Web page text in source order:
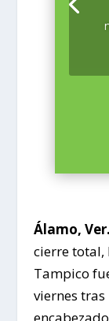
Álamo, Ver.
cierre total,
Tampico
viernes